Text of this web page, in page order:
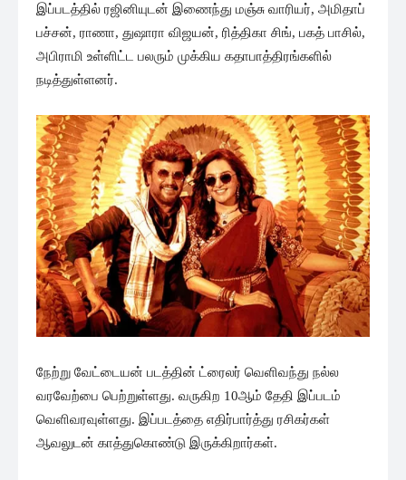
இப்படத்தில் ரஜினியுடன் இணைந்து மஞ்சு வாரியர், அமிதாப்
பச்சன், ராணா, துஷாரா விஜயன், ரித்திகா சிங், பகத் பாசில்,
அபிராமி உள்ளிட்ட பலரும் முக்கிய கதாபாத்திரங்களில்
நடித்துள்ளனர்.
நேற்று வேட்டையன் படத்தின் ட்ரைலர் வெளிவந்து நல்ல
வரவேற்பை பெற்றுள்ளது. வருகிற 10ஆம் தேதி இப்படம்
வெளிவரவுள்ளது. இப்படத்தை எதிர்பார்த்து ரசிகர்கள்
ஆவலுடன் காத்துகொண்டு இருக்கிறார்கள்.